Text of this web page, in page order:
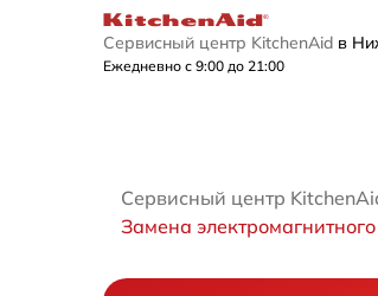
Сервисный центр KitchenAid в
Ежедневно с 9:00 до 21:00
Сервисный центр
Замена